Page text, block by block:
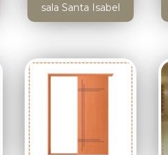
sala Santa Isabel